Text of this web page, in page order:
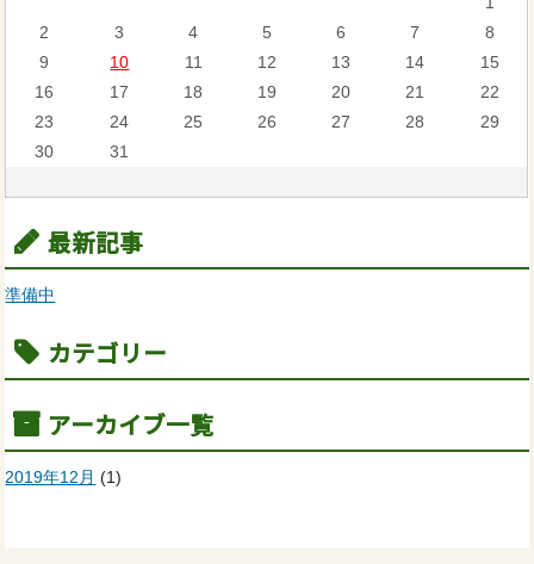
2
3 4 5 6 7
8
9
10 11 12 13 14
15
16
17 18 19 20 21
22
23
24 25 26 27 28
29
30
31
最新記事
準備中
カテゴリー
アーカイブ一覧
2019年12月 (1)